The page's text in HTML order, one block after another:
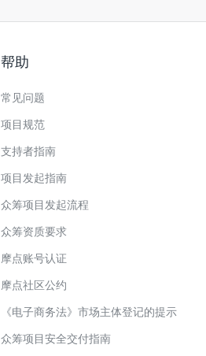
帮助
常见问题
项目规范
支持者指南
项目发起指南
众筹项目发起流程
众筹资质要求
摩点账号认证
摩点社区公约
《电子商务法》市场主体登记的提示
众筹项目安全交付指南